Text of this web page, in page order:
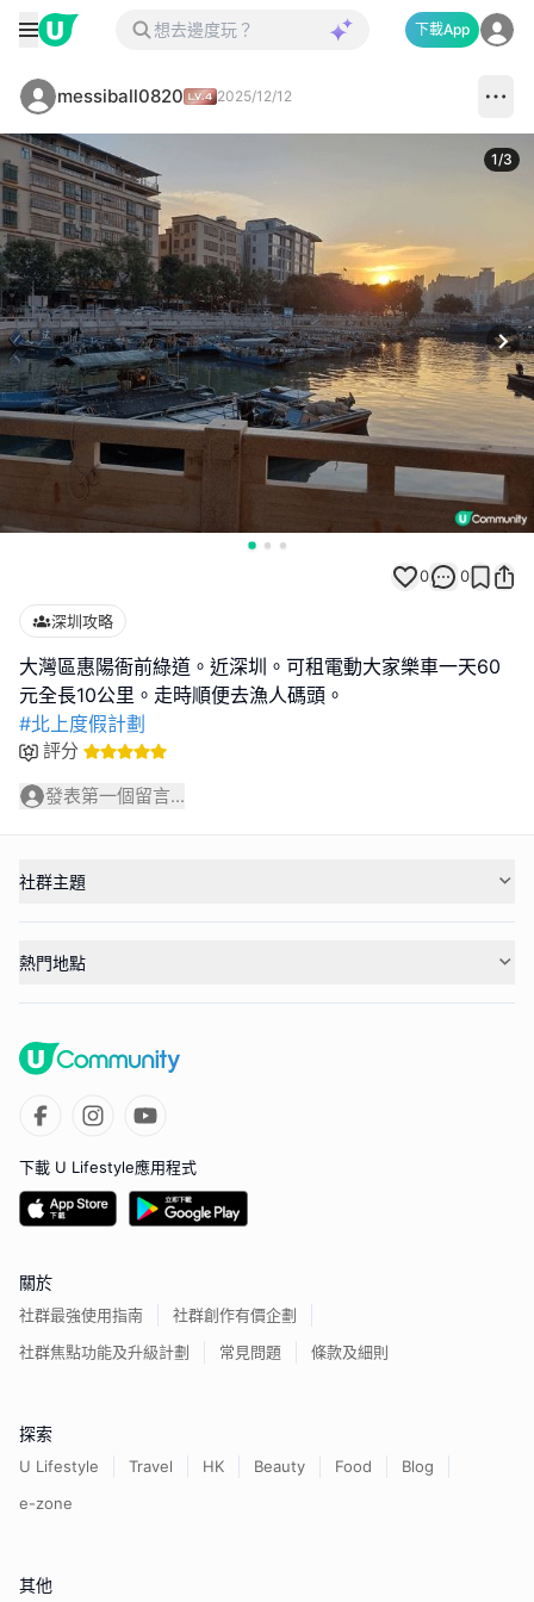
下載App
messiball0820 2025/12/12
1/3
0 0
深圳攻略
大灣區惠陽衙前綠道。近深圳。可租電動大家樂車一天60
#北上度假計劃
評分
發表第一個留言...
社群主題
熱門地點
下載 U Lifestyle應用程式
關於
社群最強使用指南
社群創作有價企劃
社群焦點功能及升級計劃
常見問題 條款及細則
探索
U Lifestyle Travel HK Beauty Food
Blog
e-zone
其他